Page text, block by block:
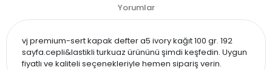
Yorumlar
vj premium-sert kapak defter a5 ivory kağıt 100 gr. 192
sayfa.cepli&lastikli turkuaz ürününü şimdi keşfedin. Uygun
fiyatlı ve kaliteli seçenekleriyle hemen sipariş verin.